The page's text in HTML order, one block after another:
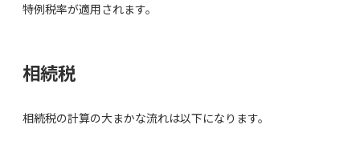
特例税率が適用されます。
相続税
相続税の計算の大まかな流れは以下になります。